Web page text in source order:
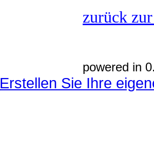
zurück
powered in
Erstellen Sie Ihre